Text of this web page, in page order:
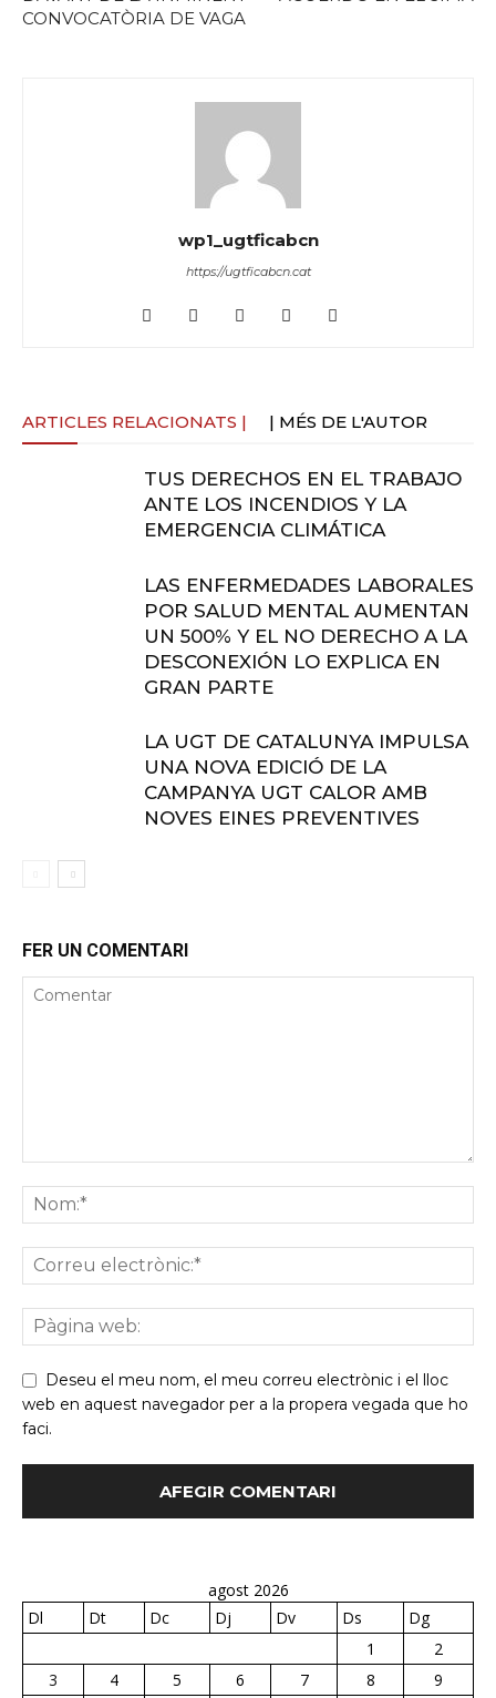
CONVOCATÒRIA DE VAGA
wp1_ugtficabcn
https://ugtficabcn.cat
ARTICLES RELACIONATS | | MÉS DE L'AUTOR
TUS DERECHOS EN EL TRABAJO
ANTE LOS INCENDIOS Y LA
EMERGENCIA CLIMÁTICA
LAS ENFERMEDADES LABORALES
POR SALUD MENTAL AUMENTAN
UN 500% Y EL NO DERECHO A LA
DESCONEXIÓN LO EXPLICA EN
GRAN PARTE
LA UGT DE CATALUNYA IMPULSA
UNA NOVA EDICIÓ DE LA
CAMPANYA UGT CALOR AMB
NOVES EINES PREVENTIVES
FER UN COMENTARI
Deseu el meu nom, el meu correu electrònic i el lloc
web en aquest navegador per a la propera vegada que ho
faci.
agost 2026
Dl
Dt Dc Dj Dv Ds
Dg
1
2
3
4 5 6 7 8
9